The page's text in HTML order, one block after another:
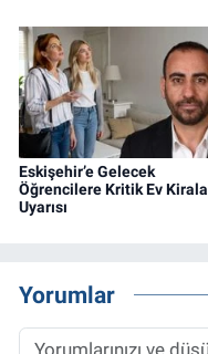
Eskişehir’e Gelecek
Öğrencilere Kritik Ev
Uyarısı
Yorumlar